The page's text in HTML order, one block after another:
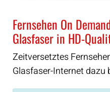
Fernsehen On
Glasfaser in HD-
Zeitversetztes
Glasfaser-Internet dazu